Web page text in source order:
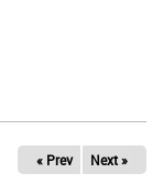
« Prev Next »